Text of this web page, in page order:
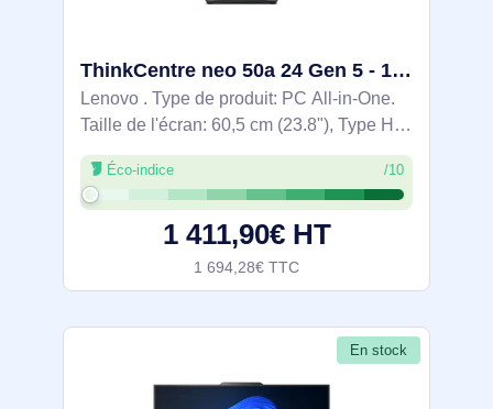
ThinkCentre neo 50a 24 Gen 5 - 12SD0020PB
Lenovo . Type de produit: PC All-in-One.
Taille de l'écran: 60,5 cm (23.8"), Type HD:
Full HD, Résolution de l'écran: 1920 x
1080 pixels, Écran tactile, Type de
panneau: IPS. Famille de processeur:
Éco-indice /10
1 411,90€ HT
1 694,28€ TTC
En stock